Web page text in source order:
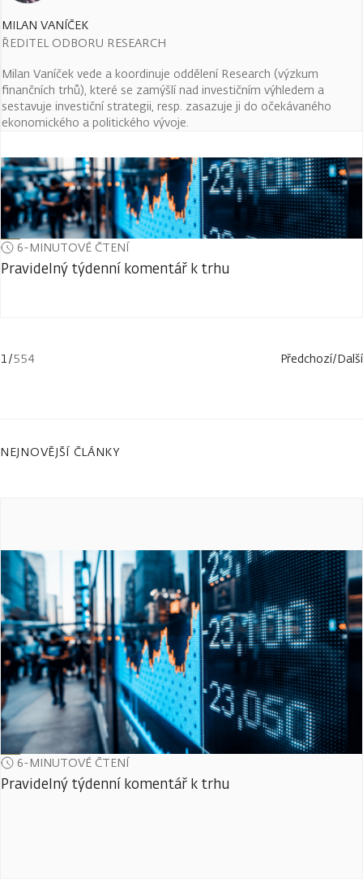
MILAN VANÍČEK
ŘEDITEL ODBORU RESEARCH
Milan Vaníček vede a koordinuje oddělení Research (výzkum
finančních trhů), které se zamýšlí nad investičním výhledem a
sestavuje investiční strategii, resp. zasazuje ji do očekávaného
ekonomického a politického vývoje.
6-MINUTOVÉ ČTENÍ
Pravidelný týdenní komentář k trhu
1/554 Předchozí/Další
NEJNOVĚJŠÍ ČLÁNKY
6-MINUTOVÉ ČTENÍ
Pravidelný týdenní komentář k trhu